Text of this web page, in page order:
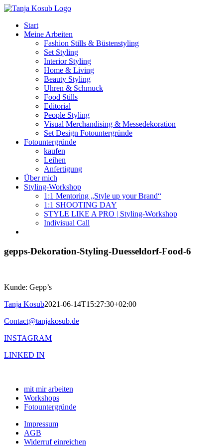
Zum
springenStart
Meine Arbeiten
Fashion Stills & Büstenstyling
Set Styling
Interior Styling
Home & Living
Beauty Styling
Uhren & Schmuck
Food Stills
Editorial
People Styling
Visual Merchandising & Messedekoration
Set Design Fotountergründe
Fotountergründe
kaufen
Leihen
Anfertigung
Über mich
Styling-Workshop
1:1 Mentoring „Style up your Brand“
1:1 SHOOTING DAY
STYLE LIKE A PRO | Styling-Workshop
Indivisual Call
gepps-Dekoration-Styling-Duesseldorf-Food-6
Kunde: Gepp’s
Tanja Kosub2021-06-14T15:27:30+02:00
Contact@tanjakosub.de
INSTAGRAM
LINKED IN
mit mir arbeiten
Workshops
Fotountergründe
Impressum
AGB
Widerruf einreichen